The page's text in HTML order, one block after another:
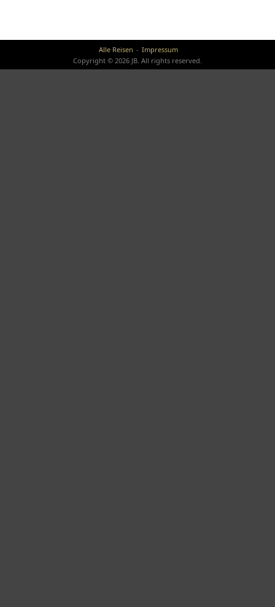
Alle Reisen
Impressum
Copyright © 2026 JB. All rights reserved.